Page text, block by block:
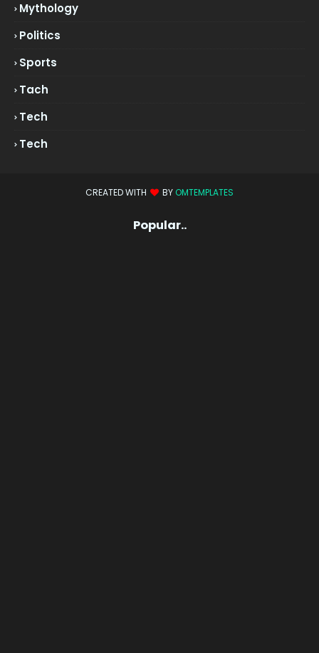
Mythology
Politics
Sports
Tach
Tech
Tech
CREATED WITH BY OMTEMPLATES
Popular..